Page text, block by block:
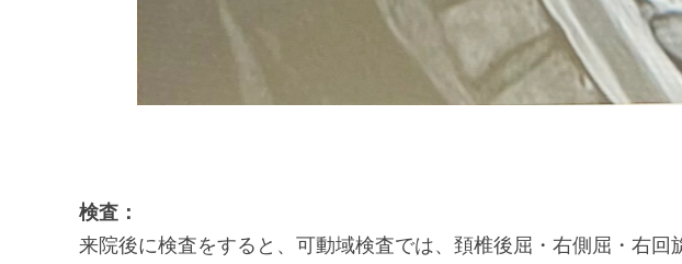
検査：
来院後に検査をすると、可動域検査では、頚椎後屈・右側屈・右回